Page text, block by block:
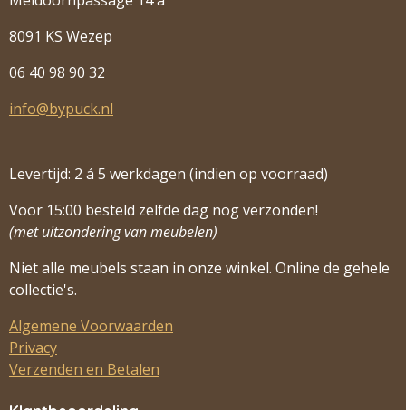
8091 KS Wezep
06 40 98 90 32
info@bypuck.nl
Levertijd: 2 á 5 werkdagen (indien op voorraad)
Voor 15:00 besteld zelfde dag nog verzonden!
(met uitzondering van meubelen)
Niet alle meubels staan in onze winkel. Online de gehele
collectie's.
Algemene Voorwaarden
Privacy
Verzenden en Betalen